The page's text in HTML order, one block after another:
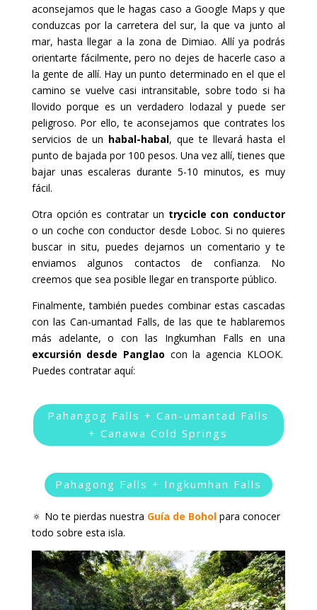
aconsejamos que le hagas caso a Google Maps y que
conduzcas por la carretera del sur, la que va junto al
mar, hasta llegar a la zona de Dimiao. Allí ya podrás
orientarte fácilmente, pero no dejes de hacerle caso a
la gente de allí. Hay un punto determinado en el que el
camino se vuelve casi intransitable, sobre todo si ha
llovido porque es un verdadero lodazal y puede ser
peligroso. Por ello, te aconsejamos que contrates los
servicios de un habal-habal, que te llevará hasta el
punto de bajada por 100 pesos. Una vez allí, tienes que
bajar unas escaleras durante 5-10 minutos, es muy
fácil.
Otra opción es contratar un trycicle con conductor
o un coche con conductor desde Loboc. Si no quieres
buscar in situ, puedes dejarnos un comentario y te
enviamos algunos contactos de confianza. No
creemos que sea posible llegar en transporte público.
Finalmente, también puedes combinar estas cascadas
con las Can-umantad Falls, de las que te hablaremos
más adelante, o con las Ingkumhan Falls en una
excursión desde Panglao con la agencia KLOOK.
Puedes contratar aquí:
Pahangog Falls + Can-umantad Falls
+ Canawa Cold Springs
Pahagong Falls + Ingkumhan Falls
🔅 No te pierdas nuestra Guía de Boholpara conocer
todo sobre esta isla.